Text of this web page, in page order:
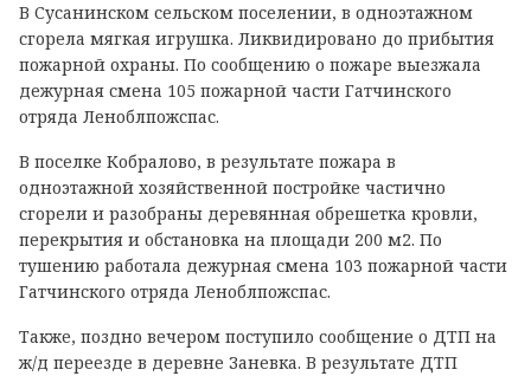
В Сусанинском сельском поселении, в одноэтажном
сгорела мягкая игрушка. Ликвидировано до прибытия
пожарной охраны. По сообщению о пожаре выезжала
дежурная смена 105 пожарной части Гатчинского
отряда Леноблпожспас.
В поселке Кобралово, в результате пожара в
одноэтажной хозяйственной постройке частично
сгорели и разобраны деревянная обрешетка кровли,
перекрытия и обстановка на площади 200 м2. По
тушению работала дежурная смена 103 пожарной части
Гатчинского отряда Леноблпожспас.
Также, поздно вечером поступило сообщение о ДТП на
ж/д переезде в деревне Заневка. В результате ДТП